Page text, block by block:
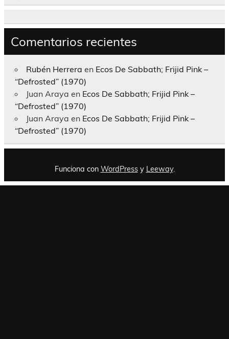
Comentarios recientes
Rubén Herrera en Ecos De Sabbath; Frijid Pink –
“Defrosted” (1970)
Juan Araya en Ecos De Sabbath; Frijid Pink –
“Defrosted” (1970)
Juan Araya en Ecos De Sabbath; Frijid Pink –
“Defrosted” (1970)
Funciona con WordPressy Leeway.